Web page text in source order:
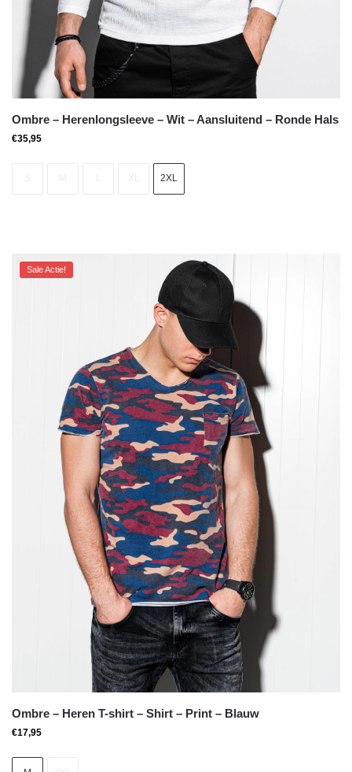
Ombre – Herenlongsleeve – Wit – Aansluitend – Ronde Hals
€35,95
2XL
Sale Actie!
Ombre – Heren T-shirt – Shirt – Print – Blauw
€17,95